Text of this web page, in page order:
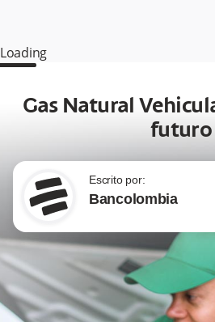
Loading
Gas Natural
futuro
Escrito por:
Bancolombia